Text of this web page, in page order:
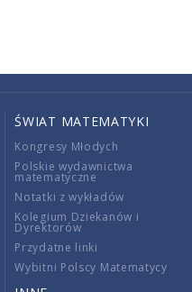
ŚWIAT MATEMATYKI
Kongresy Młodych
Polskie wydawnictwa
matematyczne
Notatki z wykładów
Kolegium Dziekanów i
Dyrektorów
Przydatne linki
Wybitni Polscy Matematycy